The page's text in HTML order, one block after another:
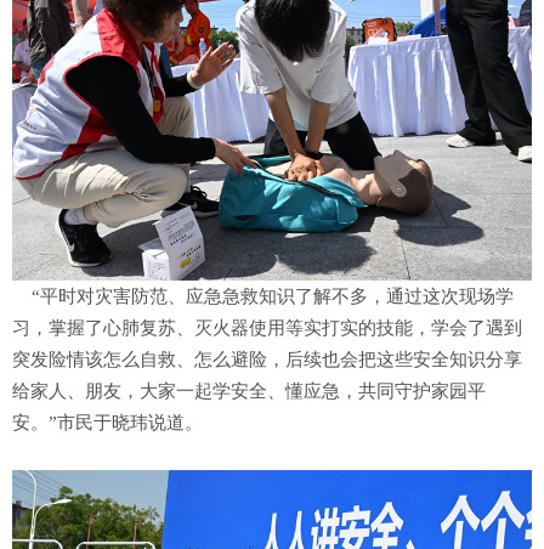
“平时对灾害防范、应急急救知识了解不多，通过这次现场学
习，掌握了心肺复苏、灭火器使用等实打实的技能，学会了遇到
突发险情该怎么自救、怎么避险，后续也会把这些安全知识分享
给家人、朋友，大家一起学安全、懂应急，共同守护家园平
安。”市民于晓玮说道。